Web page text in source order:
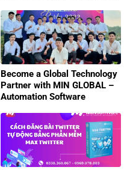
Become a Global Technology
Partner with MIN GLOBAL –
Automation Software